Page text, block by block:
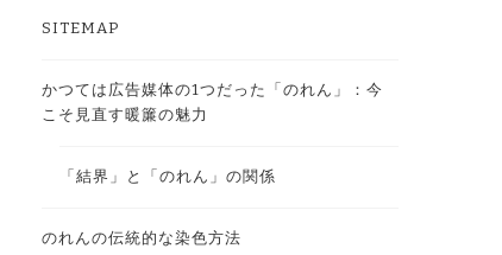
SITEMAP
かつては広告媒体の1つだった「のれん」：今
こそ見直す暖簾の魅力
「結界」と「のれん」の関係
のれんの伝統的な染色方法